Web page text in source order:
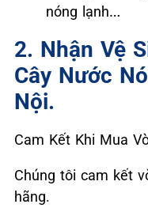
nóng lạnh…
2. Nhận Vệ
Cây Nước
Nội.
Cam Kết Khi Mua
Chúng tôi cam kết
hãng.